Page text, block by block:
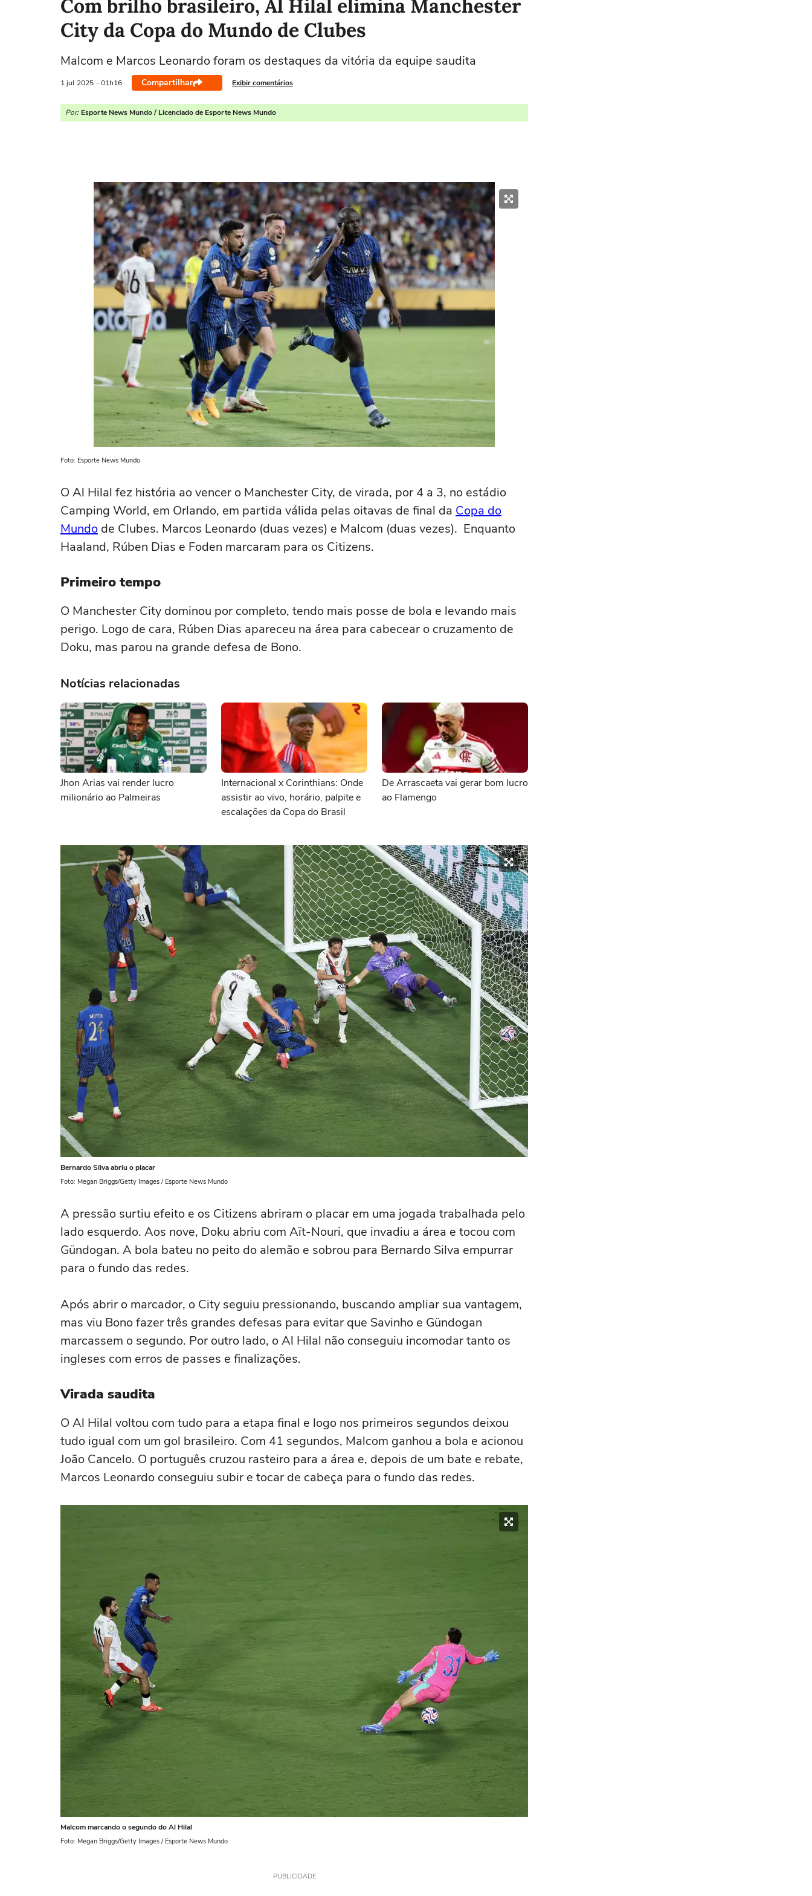
Com brilho brasileiro, Al Hilal elimina Manchester
City da Copa do Mundo de Clubes
Malcom e Marcos Leonardo foram os destaques da vitória da equipe saudita
1 jul 2025 - 01h16 Compartilhar Exibir comentários
Por: Esporte News Mundo / Licenciado de Esporte News Mundo
Foto: Esporte News Mundo
O Al Hilal fez história ao vencer o Manchester City, de virada, por 4 a 3, no estádio
Camping World, em Orlando, em partida válida pelas oitavas de final da Copa do
Mundo de Clubes. Marcos Leonardo (duas vezes) e Malcom (duas vezes). Enquanto
Haaland, Rúben Dias e Foden marcaram para os Citizens.
Primeiro tempo
O Manchester City dominou por completo, tendo mais posse de bola e levando mais
perigo. Logo de cara, Rúben Dias apareceu na área para cabecear o cruzamento de
Doku, mas parou na grande defesa de Bono.
Notícias relacionadas
Jhon Arias vai render lucro
milionário ao Palmeiras
Internacional x Corinthians: Onde
assistir ao vivo, horário, palpite e
escalações da Copa do Brasil
De Arrascaeta vai gerar bom lucro
ao Flamengo
Bernardo Silva abriu o placar
Foto: Megan Briggs/Getty Images / Esporte News Mundo
A pressão surtiu efeito e os Citizens abriram o placar em uma jogada trabalhada pelo
lado esquerdo. Aos nove, Doku abriu com Aït-Nouri, que invadiu a área e tocou com
Gündogan. A bola bateu no peito do alemão e sobrou para Bernardo Silva empurrar
para o fundo das redes.
Após abrir o marcador, o City seguiu pressionando, buscando ampliar sua vantagem,
mas viu Bono fazer três grandes defesas para evitar que Savinho e Gündogan
marcassem o segundo. Por outro lado, o Al Hilal não conseguiu incomodar tanto os
ingleses com erros de passes e finalizações.
Virada saudita
O Al Hilal voltou com tudo para a etapa final e logo nos primeiros segundos deixou
tudo igual com um gol brasileiro. Com 41 segundos, Malcom ganhou a bola e acionou
João Cancelo. O português cruzou rasteiro para a área e, depois de um bate e rebate,
Marcos Leonardo conseguiu subir e tocar de cabeça para o fundo das redes.
Malcom marcando o segundo do Al Hilal
Foto: Megan Briggs/Getty Images / Esporte News Mundo
PUBLICIDADE